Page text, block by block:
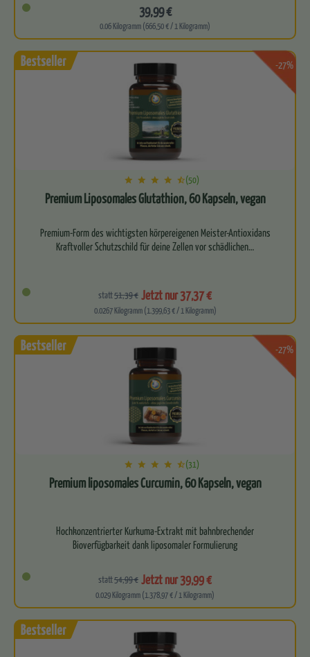
39,99 €
0.06 Kilogramm (666,50 € / 1 Kilogramm)
-27%
(50)
Premium Liposomales Glutathion, 60 Kapseln, vegan
Premium-Form des wichtigsten körpereigenen Meister-Antioxidans
Kraftvoller Schutzschild für deine Zellen vor schädlichen…
statt51,39 € Jetzt nur 37,37 €
0.0267 Kilogramm (1.399,63 € / 1 Kilogramm)
-27%
(31)
Premium liposomales Curcumin, 60 Kapseln, vegan
Hochkonzentrierter Kurkuma-Extrakt mit bahnbrechender
Bioverfügbarkeit dank liposomaler Formulierung
Kraftvolle…
statt54,99 € Jetzt nur 39,99 €
0.029 Kilogramm (1.378,97 € / 1 Kilogramm)